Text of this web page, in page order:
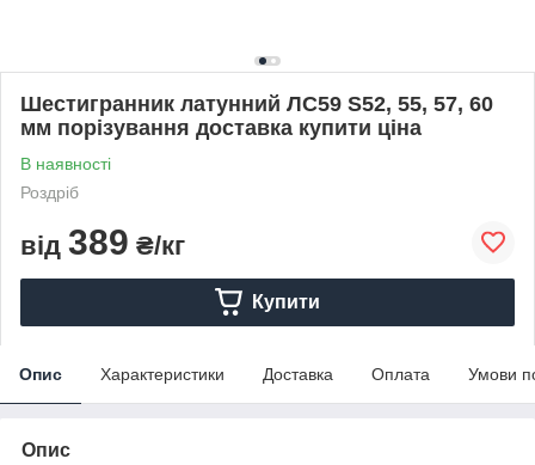
Шестигранник латунний ЛС59 S52, 55, 57, 60
мм порізування доставка купити ціна
В наявності
Роздріб
від 389 ₴/кг
Купити
Опис Характеристики Доставка Оплата Умови
Опис